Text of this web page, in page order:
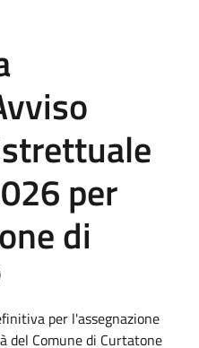
per
di
per l'assegnazione
del Comune di Curtatone